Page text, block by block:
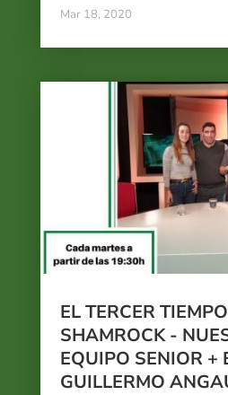
Mar 18, 2020
EL TERCER
SHAMROCK -
EQUIPO SENIOR +
GUILLERMO